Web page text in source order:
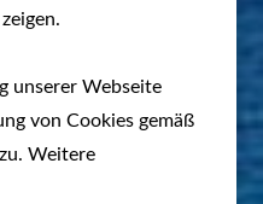
unserer Webseite
von Cookies gemäß
Weitere